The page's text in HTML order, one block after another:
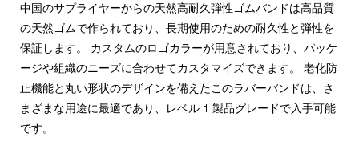
中国のサプライヤーからの天然高耐久弾性ゴムバンドは高品質
の天然ゴムで作られており、長期使用のための耐久性と弾性を
保証します。 カスタムのロゴカラーが用意されており、パッケ
ージや組織のニーズに合わせてカスタマイズできます。 老化防
止機能と丸い形状のデザインを備えたこのラバーバンドは、さ
まざまな用途に最適であり、レベル 1 製品グレードで入手可能
です。